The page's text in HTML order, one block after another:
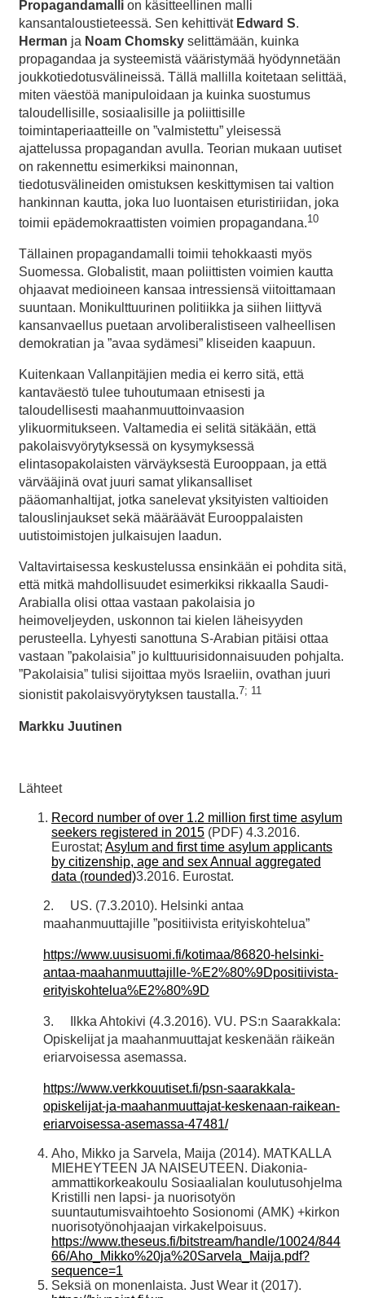
Propagandamalli on käsitteellinen malli
kansantaloustieteessä. Sen kehittivät Edward S.
Herman ja Noam Chomsky selittämään, kuinka
propagandaa ja systeemistä vääristymää hyödynnetään
joukkotiedotusvälineissä. Tällä mallilla koitetaan selittää,
miten väestöä manipuloidaan ja kuinka suostumus
taloudellisille, sosiaalisille ja poliittisille
toimintaperiaatteille on ”valmistettu” yleisessä
ajattelussa propagandan avulla. Teorian mukaan uutiset
on rakennettu esimerkiksi mainonnan,
tiedotusvälineiden omistuksen keskittymisen tai valtion
hankinnan kautta, joka luo luontaisen eturistiriidan, joka
toimii epädemokraattisten voimien propagandana.10
Tällainen propagandamalli toimii tehokkaasti myös
Suomessa. Globalistit, maan poliittisten voimien kautta
ohjaavat medioineen kansaa intressiensä viitoittamaan
suuntaan. Monikulttuurinen politiikka ja siihen liittyvä
kansanvaellus puetaan arvoliberalistiseen valheellisen
demokratian ja ”avaa sydämesi” kliseiden kaapuun.
Kuitenkaan Vallanpitäjien media ei kerro sitä, että
kantaväestö tulee tuhoutumaan etnisesti ja
taloudellisesti maahanmuuttoinvaasion
ylikuormitukseen. Valtamedia ei selitä sitäkään, että
pakolaisvyörytyksessä on kysymyksessä
elintasopakolaisten värväyksestä Eurooppaan, ja että
värvääjinä ovat juuri samat ylikansalliset
pääomanhaltijat, jotka sanelevat yksityisten valtioiden
talouslinjaukset sekä määräävät Eurooppalaisten
uutistoimistojen julkaisujen laadun.
Valtavirtaisessa keskustelussa ensinkään ei pohdita sitä,
että mitkä mahdollisuudet esimerkiksi rikkaalla Saudi-
Arabialla olisi ottaa vastaan pakolaisia jo
heimoveljeyden, uskonnon tai kielen läheisyyden
perusteella. Lyhyesti sanottuna S-Arabian pitäisi ottaa
vastaan ”pakolaisia” jo kulttuurisidonnaisuuden pohjalta.
”Pakolaisia” tulisi sijoittaa myös Israeliin, ovathan juuri
sionistit pakolaisvyörytyksen taustalla.7; 11
Markku Juutinen
Lähteet
Record number of over 1.2 million first time asylum
seekers registered in 2015 (PDF) 4.3.2016.
Eurostat; Asylum and first time asylum applicants
by citizenship, age and sex Annual aggregated
data (rounded)3.2016. Eurostat.
2. US. (7.3.2010). Helsinki antaa
maahanmuuttajille ”positiivista erityiskohtelua”
https://www.uusisuomi.fi/kotimaa/86820-helsinki-
antaa-maahanmuuttajille-%E2%80%9Dpositiivista-
erityiskohtelua%E2%80%9D
3. Ilkka Ahtokivi (4.3.2016). VU. PS:n Saarakkala:
Opiskelijat ja maahanmuuttajat keskenään räikeän
eriarvoisessa asemassa.
https://www.verkkouutiset.fi/psn-saarakkala-
opiskelijat-ja-maahanmuuttajat-keskenaan-raikean-
eriarvoisessa-asemassa-47481/
Aho, Mikko ja Sarvela, Maija (2014). MATKALLA
MIEHEYTEEN JA NAISEUTEEN. Diakonia-
ammattikorkeakoulu Sosiaalialan koulutusohjelma
Kristilli nen lapsi- ja nuorisotyön
suuntautumisvaihtoehto Sosionomi (AMK) +kirkon
nuorisotyönohjaajan virkakelpoisuus.
https://www.theseus.fi/bitstream/handle/10024/844
66/Aho_Mikko%20ja%20Sarvela_Maija.pdf?
sequence=1
Seksiä on monenlaista. Just Wear it (2017).